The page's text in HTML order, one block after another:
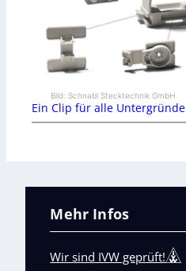
Bild: Schnabl Stecktechnik GmbH
Ein Clip für alle Untergründe
Mehr Infos
Wir sind IVW geprüft!